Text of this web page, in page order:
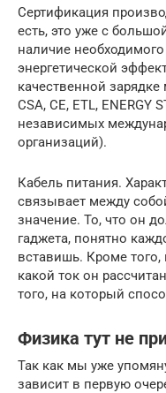
Сертификация
есть, это уже с
наличие
энергетической
качественной
CSA, CE, ETL, ENERGY
независимых
организаций).
Кабель питания.
связывает между
значение. То, что он
гаджета, понятно
вставишь. Кроме того,
какой ток он
того, на который
Физика тут не
Так как мы уже
зависит в первую